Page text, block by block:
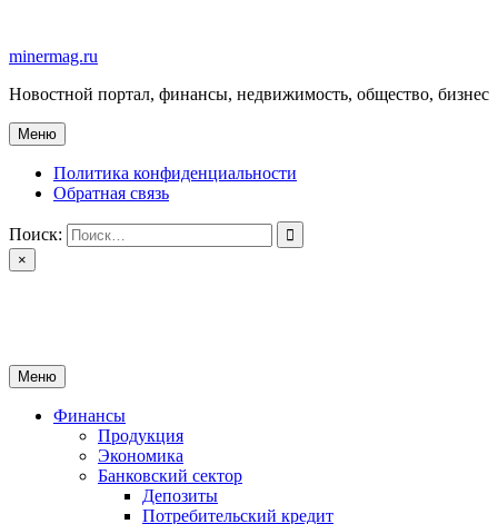
содержимому
minermag.ru
Новостной портал, финансы, недвижимость, общество, бизнес
Меню
Политика конфиденциальности
Обратная связь
Поиск:
×
Меню
Финансы
Продукция
Экономика
Банковский сектор
Депозиты
Потребительский кредит